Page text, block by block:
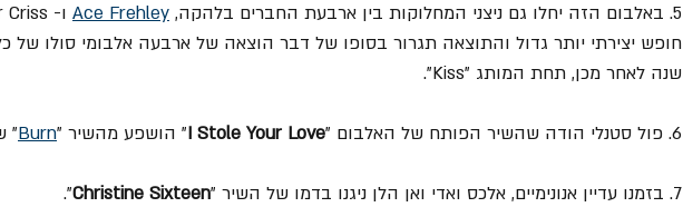
5. באלבום הזה יחלו גם ניצני המחלוקות בין ארבעת החברים בלהקה, Ace Frehley
חופש יצירתי יותר גדול והתוצאה תגרור בסופו של דבר הוצאה של ארבעה אלבומי סולו של
שנה לאחר מכן, תחת המותג "Kiss".
6. פול סטנלי הודה שהשיר הפותח של האלבום " I Stole Your Love" הושפע מהשיר "Burn
"
7. בזמנו עדיין אנונימיים, אלכס ואדי ואן הלן ניגנו בדמו של השיר " Christine Sixteen
".